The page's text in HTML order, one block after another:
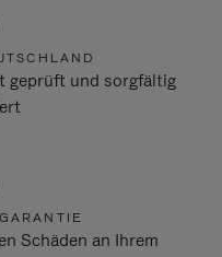
geprüft und sorgfältig
Schäden an Ihrem